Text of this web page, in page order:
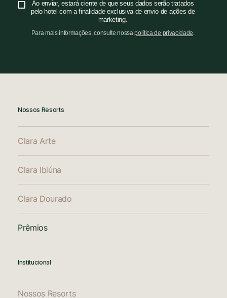
Ao enviar, estará ciente de que seus dados serão tratados
pelo hotel com a finalidade exclusiva de envio de ações de
marketing.
Para mais informações, consulte nossapolítica de privacidade.
Nossos Resorts
Clara Arte
Clara Ibiúna
Clara Dourado
Prêmios
Institucional
Nossos Resorts